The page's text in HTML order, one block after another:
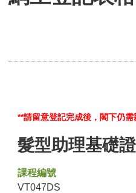
**請留意登記完成後，閣下仍需
髮型助理基礎
課程編號
VT047DS